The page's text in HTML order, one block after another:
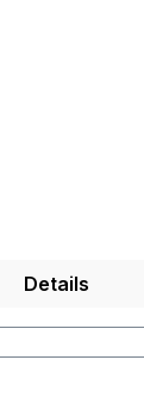
Details